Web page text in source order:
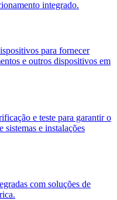
integrado.
para fornecer
e outros dispositivos em
e teste para garantir o
sistemas e instalações
com soluções de